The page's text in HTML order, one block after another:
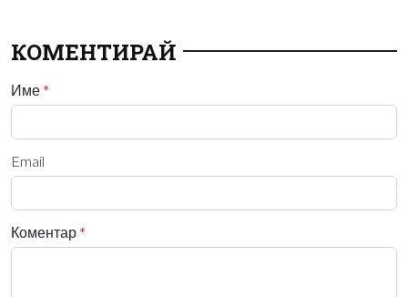
КОМЕНТИРАЙ
Име *
Email
Коментар *